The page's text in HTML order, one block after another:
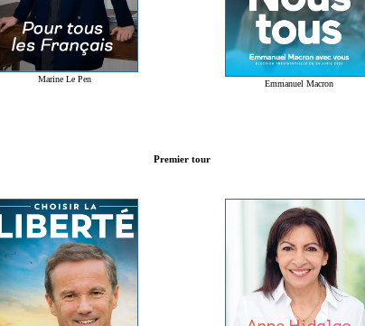
Marine Le Pen Emmanuel Macron
Premier tour